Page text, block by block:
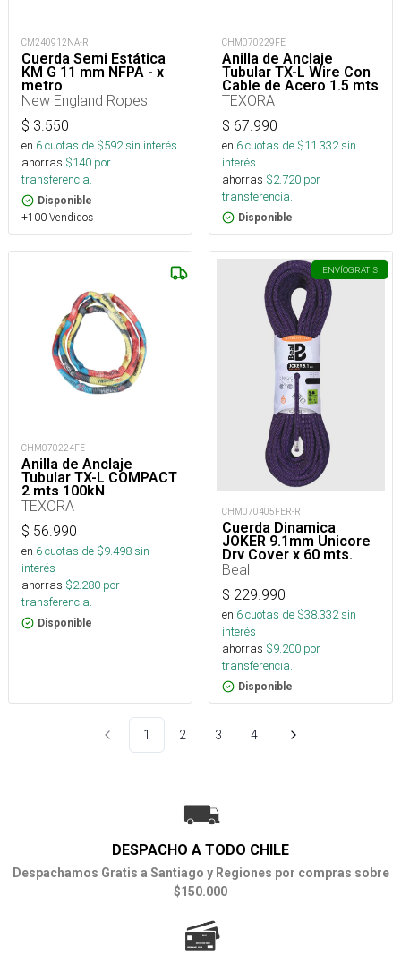
CM240912NA-R
Cuerda Semi Estática
KM G 11 mm NFPA - x
metro
New England Ropes
$ 3.550
en 6cuotas de $592sin interés
ahorras $140 por
transferencia.
Disponible
+100 Vendidos
CHM070229FE
Anilla de Anclaje
Tubular TX-L Wire Con
Cable de Acero 1.5 mts
50kN
TEXORA
$ 67.990
en 6cuotas de $11.332sin
interés
ahorras $2.720 por
transferencia.
Disponible
CHM070224FE
Anilla de Anclaje
Tubular TX-L COMPACT
2 mts 100kN
TEXORA
$ 56.990
en 6cuotas de $9.498sin
interés
ahorras $2.280 por
transferencia.
Disponible
ENVÍOGRATIS
CHM070405FER-R
Cuerda Dinamica
JOKER 9.1mm Unicore
Dry Cover x 60 mts.
Beal
$ 229.990
en 6cuotas de $38.332sin
interés
ahorras $9.200 por
transferencia.
Disponible
1 2 3 4
DESPACHO A TODO CHILE
Despachamos Gratis a Santiago y Regiones por compras sobre
$150.000